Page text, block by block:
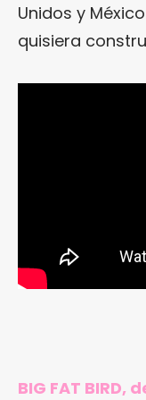
Unidos y
quisiera
BIG FAT BIRD,